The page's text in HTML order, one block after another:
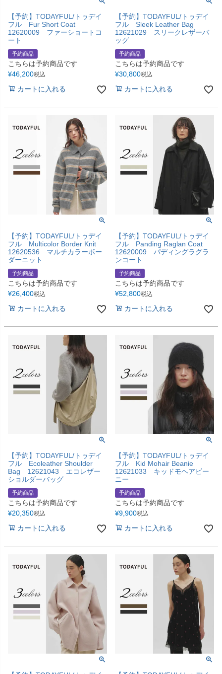
【予約】TODAYFUL/トゥデイ
フル Fur Short Coat
12620009 ファーショートコ
ート
予約商品
こちらは予約商品です
¥46,200税込
カートに入れる
【予約】TODAYFUL/トゥデイ
フル Sleek Leather Bag
12621029 スリークレザーバ
ッグ
予約商品
こちらは予約商品です
¥30,800税込
カートに入れる
【予約】TODAYFUL/トゥデイ
フル Multicolor Border Knit
12620536 マルチカラーボー
ダーニット
予約商品
こちらは予約商品です
¥26,400税込
カートに入れる
【予約】TODAYFUL/トゥデイ
フル Panding Raglan Coat
12620009 パディングラグラ
ンコート
予約商品
こちらは予約商品です
¥52,800税込
カートに入れる
【予約】TODAYFUL/トゥデイ
フル Ecoleather Shoulder
Bag 12621043 エコレザー
ショルダーバッグ
予約商品
こちらは予約商品です
¥20,350税込
カートに入れる
【予約】TODAYFUL/トゥデイ
フル Kid Mohair Beanie
12621033 キッドモヘアビー
ニー
予約商品
こちらは予約商品です
¥9,900税込
カートに入れる